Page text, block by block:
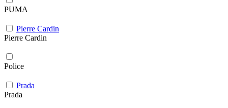
PUMA
Pierre Cardin
Pierre Cardin
Police
Prada
Prada